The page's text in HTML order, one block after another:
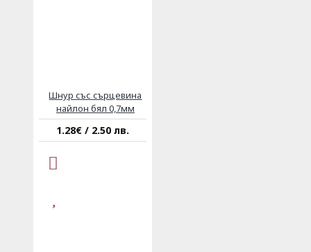
Шнур със сърцевина
найлон бял 0,7мм
1.28€ / 2.50 лв.